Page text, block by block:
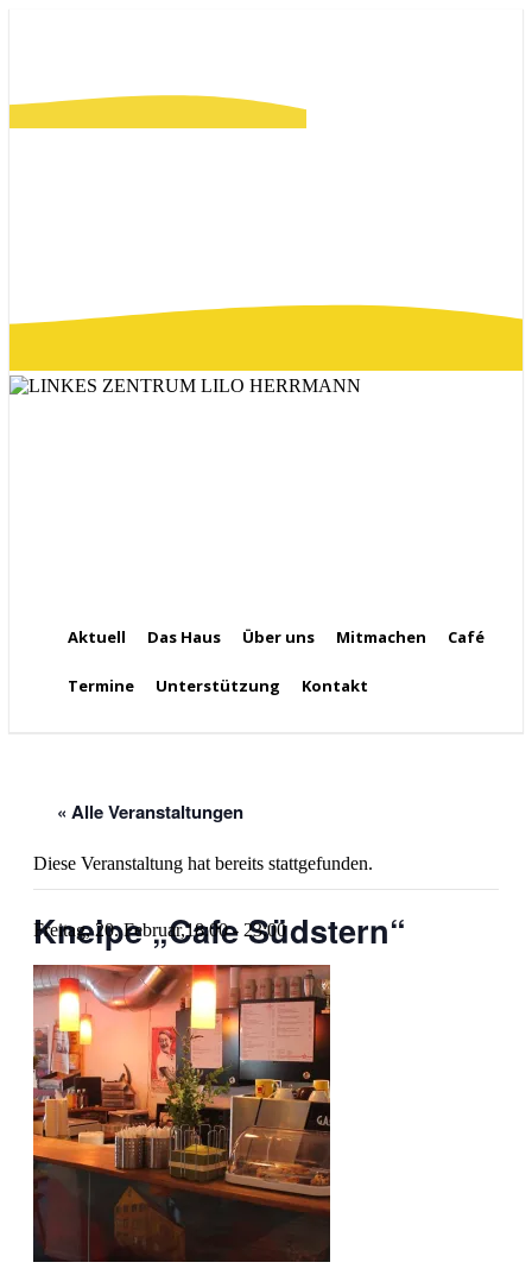
Aktuell Das Haus Über uns Mitmachen Café
Termine Unterstützung Kontakt
« Alle Veranstaltungen
Diese Veranstaltung hat bereits stattgefunden.
Kneipe „Cafe Südstern“
Freitag, 20. Februar,18:00- 23:00